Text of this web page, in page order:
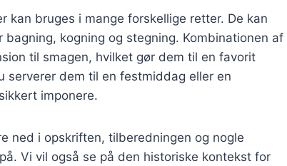
kan bruges i mange forskellige retter. De kan
kogning og stegning. Kombinationen af
til smagen, hvilket gør dem til en favorit
serverer dem til en festmiddag eller en
imponere.
ned i opskriften, tilberedningen og nogle
Vi vil også se på den historiske kontekst for